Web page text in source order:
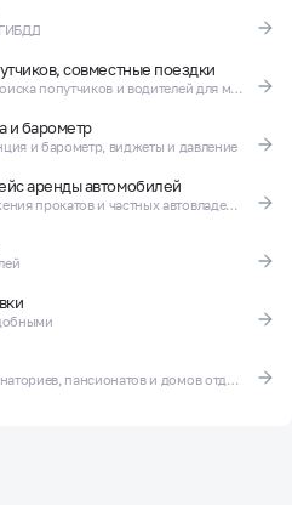
совместные поездки
Бесплатный сервис для поиска попутчиков и водителей для междугородних поездок
и барометр
и барометр, виджеты и давление
аренды автомобилей
Мы объединили предложения прокатов и частных автовладельцев по всей России
Сервис бронирования санаториев, пансионатов и домов отдыха.